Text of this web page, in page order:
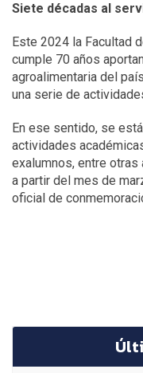
Siete décadas al
Este 2024 la Facultad
cumple 70 años
agroalimentaria del
una serie de
En ese sentido, se
actividades
exalumnos, entre
a partir del mes de
oficial de